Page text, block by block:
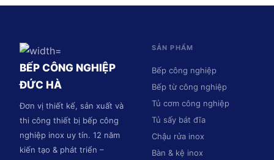
BẾP CÔNG NGHIỆP
ĐỨC HÀ
Đơn vị thiết kế, sản xuất và
thi công thiết bị bếp công
nghiệp inox uy tín. 12 năm
kiến tạo & phát triển –
SẢN PHẨM
Bếp công nghiệp
Bếp từ công nghiệp
Tủ cơm công nghiệp
Tủ sấy bát đĩa
Chậu rửa inox
Bàn & kệ inox